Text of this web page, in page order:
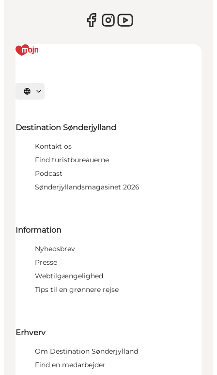
Vælg sprog
Destination Sønderjylland
Kontakt os
Find turistbureauerne
Podcast
Sønderjyllandsmagasinet 2026
Information
Nyhedsbrev
Presse
Webtilgængelighed
Tips til en grønnere rejse
Erhverv
Om Destination Sønderjylland
Find en medarbejder